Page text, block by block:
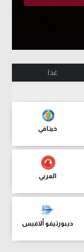
غدا
خيتافي
العربي
ديبورتيفو ألافيس